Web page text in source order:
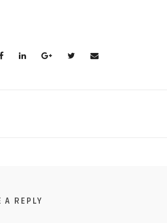
A REPLY